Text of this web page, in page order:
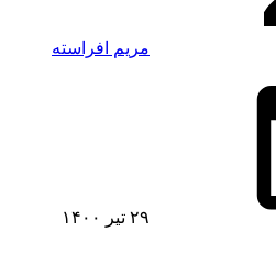
مریم افراسته
۲۹ تیر ۱۴۰۰